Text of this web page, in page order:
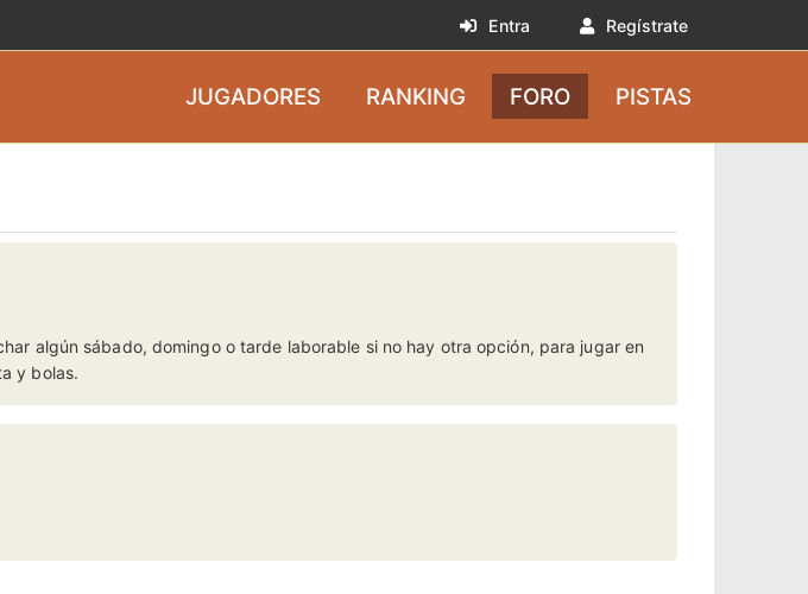
Entra Regístrate
JUGADORES RANKING FORO PISTAS
algún sábado, domingo o tarde laborable si no hay otra opción, para jugar en
y bolas.